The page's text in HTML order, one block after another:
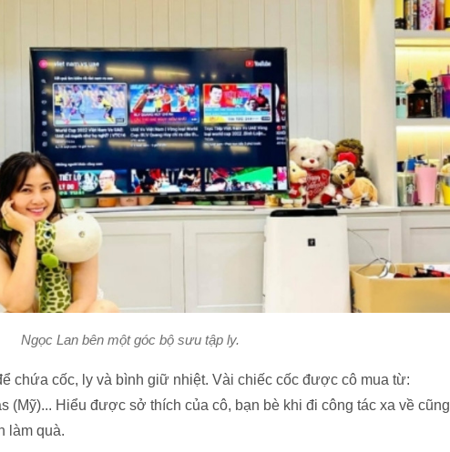
Ngọc Lan bên một góc bộ sưu tập ly.
chứa cốc, ly và bình giữ nhiệt. Vài chiếc cốc được cô mua từ:
(Mỹ)... Hiểu được sở thích của cô, bạn bè khi đi công tác xa về cũng
làm quà.